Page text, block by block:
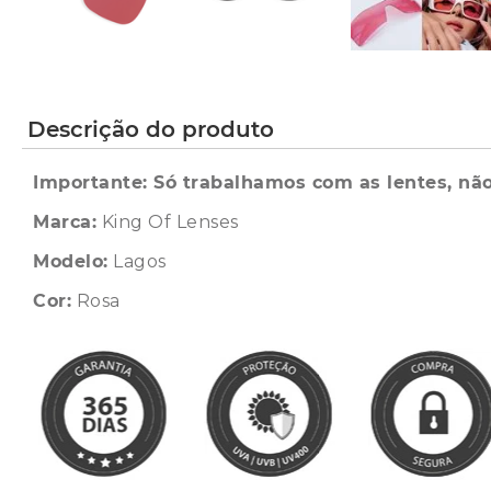
Descrição do produto
Importante: Só trabalhamos com as lentes,
Marca: King Of Lenses
Modelo: Lagos
Cor: Rosa